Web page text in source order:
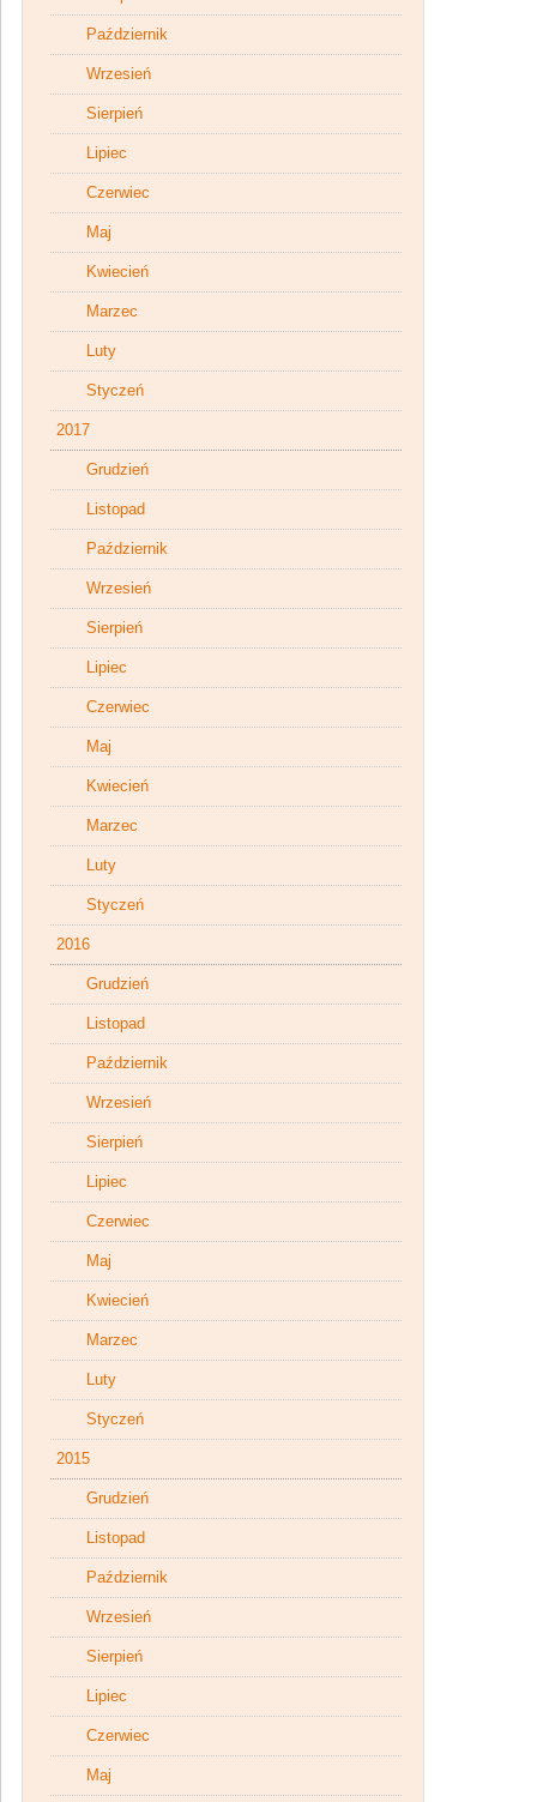
Październik
Wrzesień
Sierpień
Lipiec
Czerwiec
Maj
Kwiecień
Marzec
Luty
Styczeń
2017
Grudzień
Listopad
Październik
Wrzesień
Sierpień
Lipiec
Czerwiec
Maj
Kwiecień
Marzec
Luty
Styczeń
2016
Grudzień
Listopad
Październik
Wrzesień
Sierpień
Lipiec
Czerwiec
Maj
Kwiecień
Marzec
Luty
Styczeń
2015
Grudzień
Listopad
Październik
Wrzesień
Sierpień
Lipiec
Czerwiec
Maj